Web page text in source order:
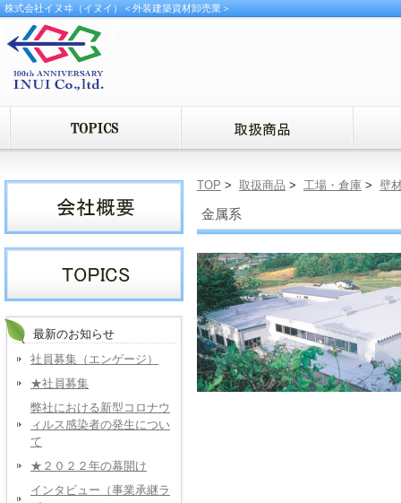
株式会社イヌヰ（イヌイ）＜外装建築資材卸売業＞
TOP > 取扱商品 > 工場・倉庫 > 壁
金属系
最新のお知らせ
社員募集（エンゲージ）
★社員募集
弊社における新型コロナウ
ィルス感染者の発生につい
て
★２０２２年の幕開け
インタビュー（事業承継ラ